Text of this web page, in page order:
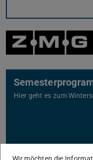
Hier geht es zum
Wir möchten die